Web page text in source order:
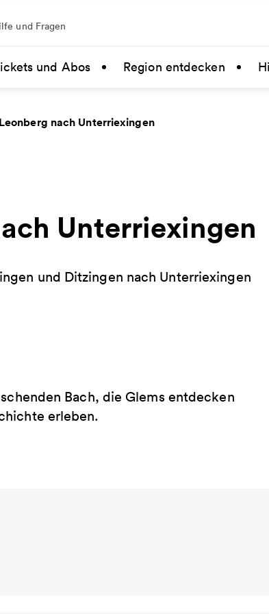
und Fragen
und Abos Region entdecken
nach Unterriexingen
Unterriexingen
und Ditzingen nach Unterriexingen
Bach, die Glems entdecken
erleben.